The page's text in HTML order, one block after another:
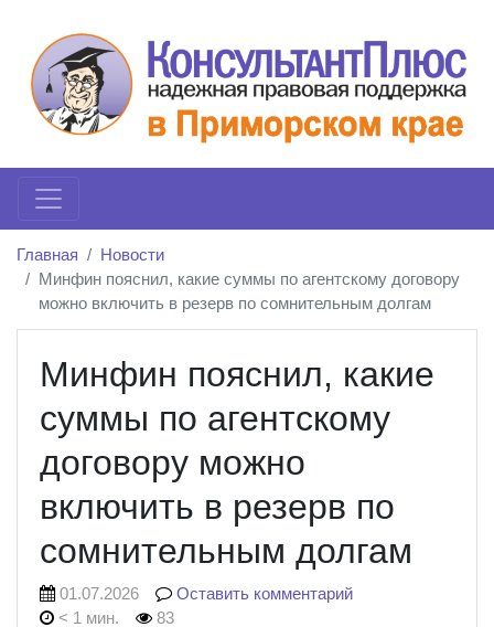
Главная
Новости
Минфин пояснил, какие суммы по агентскому договору
можно включить в резерв по сомнительным долгам
Минфин пояснил, какие
суммы по агентскому
договору можно
включить в резерв по
сомнительным долгам
01.07.2026
Оставить комментарий
< 1 мин.
83